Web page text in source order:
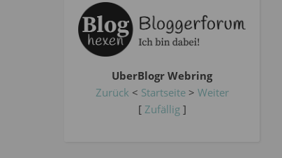
UberBlogr Webring
Zurück < Startseite> Weiter
[ Zufällig]